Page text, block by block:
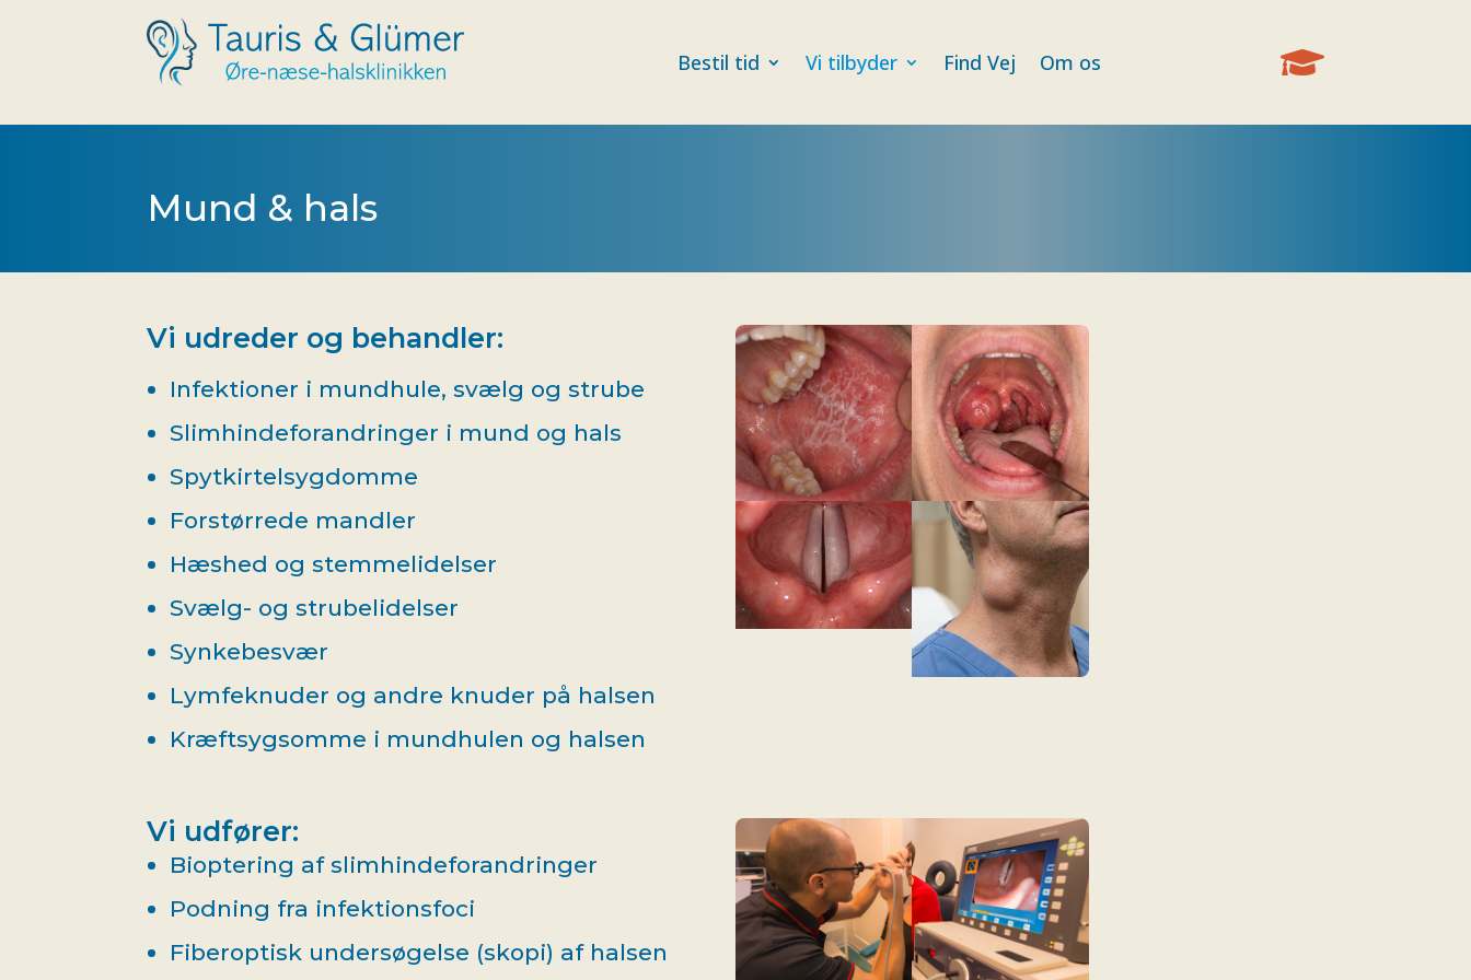
Bestil tid Vi tilbyder Find Vej Om os 
Mund & hals
Vi udreder og behandler:
Infektioner i mundhule, svælg og strube
Slimhindeforandringer i mund og hals
Spytkirtelsygdomme
Forstørrede mandler
Hæshed og stemmelidelser
Svælg- og strubelidelser
Synkebesvær
Lymfeknuder og andre knuder på halsen
Kræftsygsomme i mundhulen og halsen
Vi udfører:
Bioptering af slimhindeforandringer
Podning fra infektionsfoci
Fiberoptisk undersøgelse (skopi) af halsen